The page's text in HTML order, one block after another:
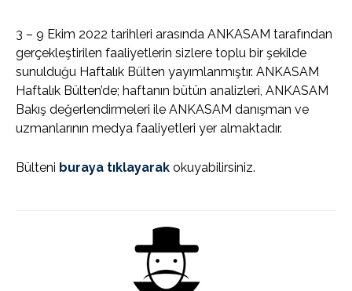
3 – 9 Ekim 2022 tarihleri arasında ANKASAM tarafından
gerçekleştirilen faaliyetlerin sizlere toplu bir şekilde
sunulduğu Haftalık Bülten yayımlanmıştır. ANKASAM
Haftalık Bülten’de; haftanın bütün analizleri, ANKASAM
Bakış değerlendirmeleri ile ANKASAM danışman ve
uzmanlarının medya faaliyetleri yer almaktadır.
Bülteni buraya tıklayarak okuyabilirsiniz.